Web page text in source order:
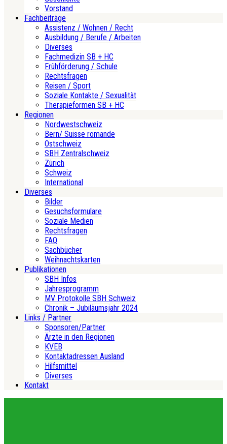
Vorstand
Fachbeiträge
Assistenz / Wohnen / Recht
Ausbildung / Berufe / Arbeiten
Diverses
Fachmedizin SB + HC
Frühförderung / Schule
Rechtsfragen
Reisen / Sport
Soziale Kontakte / Sexualität
Therapieformen SB + HC
Regionen
Nordwestschweiz
Bern/ Suisse romande
Ostschweiz
SBH Zentralschweiz
Zürich
Schweiz
International
Diverses
Bilder
Gesuchsformulare
Soziale Medien
Rechtsfragen
FAQ
Sachbücher
Weihnachtskarten
Publikationen
SBH Infos
Jahresprogramm
MV Protokolle SBH Schweiz
Chronik – Jubiläumsjahr 2024
Links / Partner
Sponsoren/Partner
Ärzte in den Regionen
KVEB
Kontaktadressen Ausland
Hilfsmittel
Diverses
Kontakt